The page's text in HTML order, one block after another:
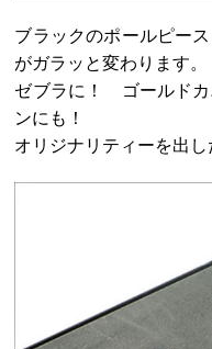
ブラックのポールピー
がガラッと変わります。
ゼブラに！ ゴールド
ンにも！
オリジナリティーを出し